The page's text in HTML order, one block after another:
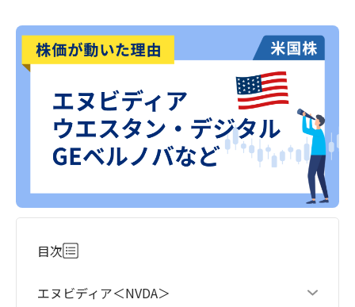
目次
エヌビディア＜NVDA＞